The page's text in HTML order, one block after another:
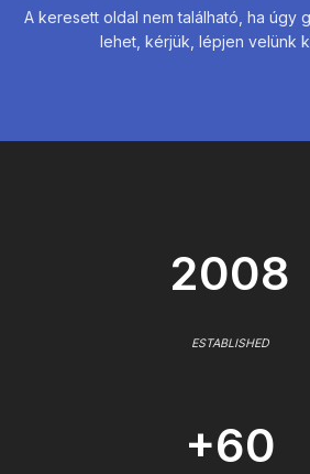
A keresett oldal nem található, ha úgy
lehet, kérjük, lépjen velünk
2008
ESTABLISHED
+60